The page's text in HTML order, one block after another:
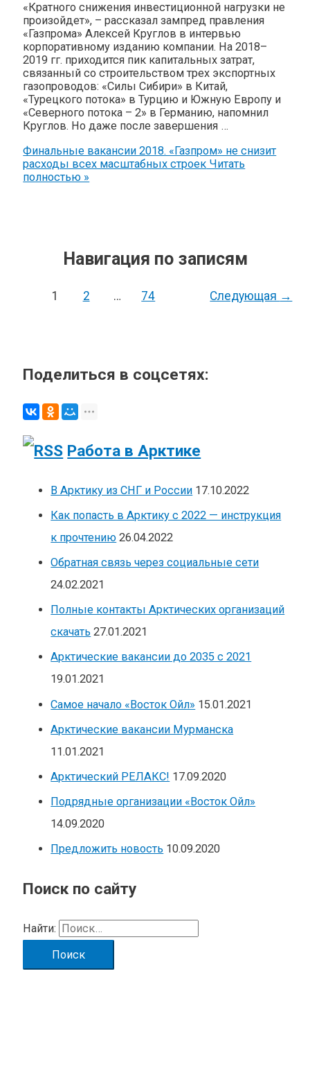
«Кратного снижения инвестиционной нагрузки не
произойдет», – рассказал зампред правления
«Газпрома» Алексей Круглов в интервью
корпоративному изданию компании. На 2018–
2019 гг. приходится пик капитальных затрат,
связанный со строительством трех экспортных
газопроводов: «Силы Сибири» в Китай,
«Турецкого потока» в Турцию и Южную Европу и
«Северного потока – 2» в Германию, напомнил
Круглов. Но даже после завершения …
Финальные вакансии 2018. «Газпром» не снизит
расходы всех масштабных строек Читать
полностью »
Навигация по записям
1 2 … 74 Следующая →
Поделиться в соцсетях:
Работа в Арктике
В Арктику из СНГ и России 17.10.2022
Как попасть в Арктику с 2022 — инструкция
к прочтению 26.04.2022
Обратная связь через социальные сети
24.02.2021
Полные контакты Арктических организаций
скачать 27.01.2021
Арктические вакансии до 2035 с 2021
19.01.2021
Самое начало «Восток Ойл» 15.01.2021
Арктические вакансии Мурманска
11.01.2021
Арктический РЕЛАКС! 17.09.2020
Подрядные организации «Восток Ойл»
14.09.2020
Предложить новость 10.09.2020
Поиск по сайту
Найти: